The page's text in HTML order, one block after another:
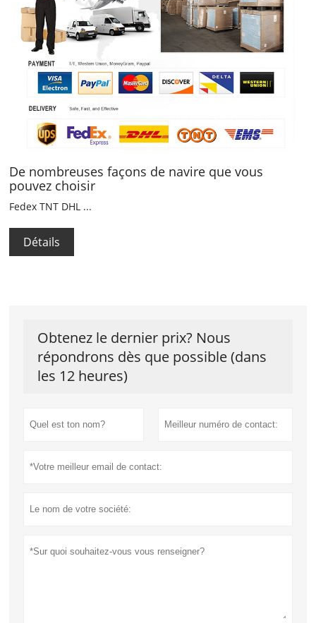
De nombreuses façons de navire que vous
pouvez choisir
Fedex TNT DHL ...
Détails
Obtenez le dernier prix? Nous
répondrons dès que possible (dans
les 12 heures)